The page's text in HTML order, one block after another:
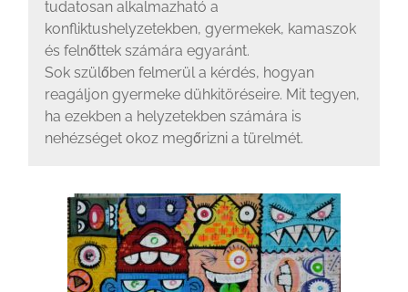
tudatosan alkalmazható a
konfliktushelyzetekben, gyermekek, kamaszok
és felnőttek számára egyaránt.
Sok szülőben felmerül a kérdés, hogyan
reagáljon gyermeke dühkitöréseire. Mit tegyen,
ha ezekben a helyzetekben számára is
nehézséget okoz megőrizni a türelmét.